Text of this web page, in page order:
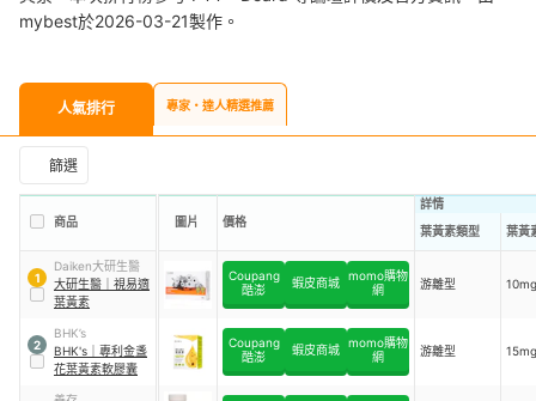
mybest於2026-03-21製作。
人氣排行 專家・達人精選推薦
篩選
商品 圖片 價格
詳情
葉黃素類型
葉黃
1
Daiken大研生醫
大研生醫
視易適
葉黃素
Coupang
酷澎
蝦皮商城 momo購物
網
游離型 10mg
2
BHK’s
BHK's
專利金盞
花葉黃素軟膠囊
Coupang
酷澎
蝦皮商城 momo購物
網
游離型 15mg